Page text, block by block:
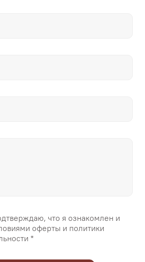
что я ознакомлен и
оферты и политики
*